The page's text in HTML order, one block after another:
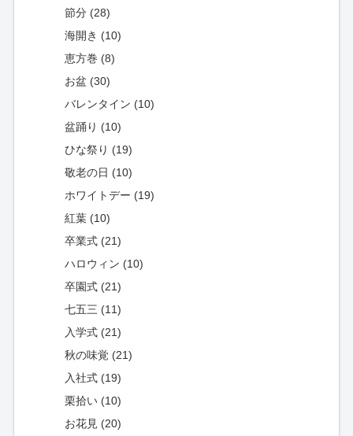
節分 (28)
海開き (10)
恵方巻 (8)
お盆 (30)
バレンタイン (10)
盆踊り (10)
ひな祭り (19)
敬老の日 (10)
ホワイトデー (19)
紅葉 (10)
卒業式 (21)
ハロウィン (10)
卒園式 (21)
七五三 (11)
入学式 (21)
秋の味覚 (21)
入社式 (19)
栗拾い (10)
お花見 (20)